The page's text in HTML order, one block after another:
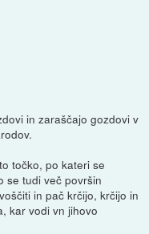
in zaraščajo gozdovi v
točko, po kateri se
se tudi več površin
in pač krčijo, krčijo in
kar vodi vn jihovo